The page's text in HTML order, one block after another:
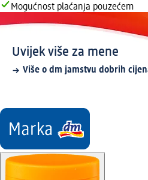
Mogućnost plaćanja pouzećem
Uvijek više za mene
Više o dm jamstvu dobrih